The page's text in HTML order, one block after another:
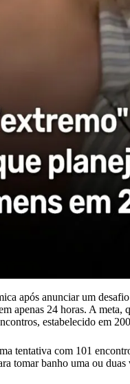
após anunciar um
apenas 24 horas. A meta,
estabelecido em
tentativa com 101
tomar banho uma ou duas